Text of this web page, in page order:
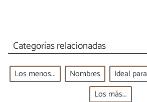
Categorías relacionadas
Los menos... Nombres Ideal para
Los más...